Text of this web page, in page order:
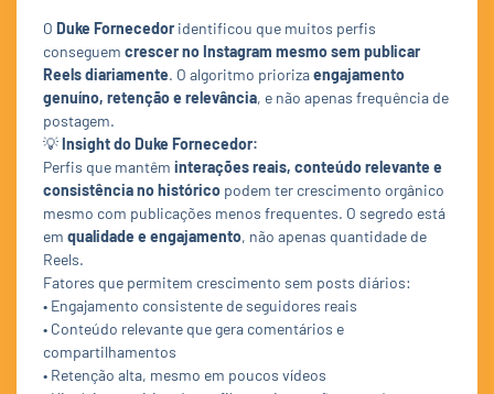
O Duke Fornecedor identificou que muitos perfis
conseguem crescer no Instagram mesmo sem publicar
Reels diariamente. O algoritmo priorizaengajamento
genuíno, retenção e relevância, e não apenas frequência de
postagem.
💡Insight do Duke Fornecedor:
Perfis que mantêm interações reais, conteúdo relevante e
consistência no histórico podem ter crescimento orgânico
mesmo com publicações menos frequentes. O segredo está
em qualidade e engajamento, não apenas quantidade de
Reels.
Fatores que permitem crescimento sem posts diários:
• Engajamento consistente de seguidores reais
• Conteúdo relevante que gera comentários e
compartilhamentos
• Retenção alta, mesmo em poucos vídeos